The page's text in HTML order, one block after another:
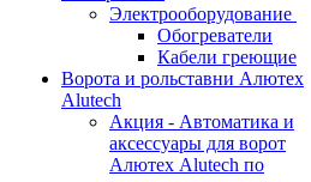
Электрооборудование
Обогреватели
Кабели греющие
Ворота и рольставни Алютех
Alutech
Акция - Автоматика и
аксессуары для ворот
Алютех Alutech по